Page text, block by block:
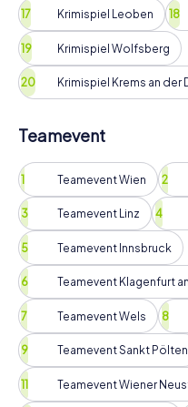
Krimispiel Leoben
Krimispiel Wolfsberg
Krimispiel Krems an der
Teamevent
Teamevent Wien
Teamevent Linz
Teamevent Innsbruck
Teamevent Klagenfurt
Teamevent Wels
Teamevent Sankt Pölten
Teamevent Wiener